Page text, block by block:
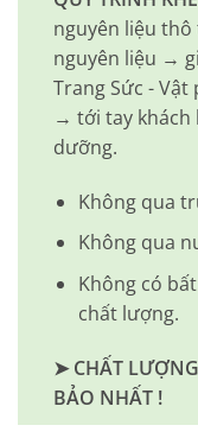
nguyên liệu
nguyên liệu →
Trang Sức -
→ tới tay
dưỡng.
Không qua
Không qua
Không có
chất lượng.
➤ CHẤT
BẢO NHẤT !